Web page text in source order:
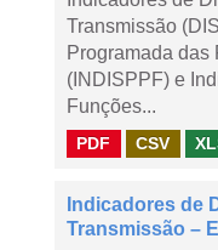
Transmissão
Programada das
(INDISPPF) e
Funções...
PDF CSV
Indicadores de
Transmissão –